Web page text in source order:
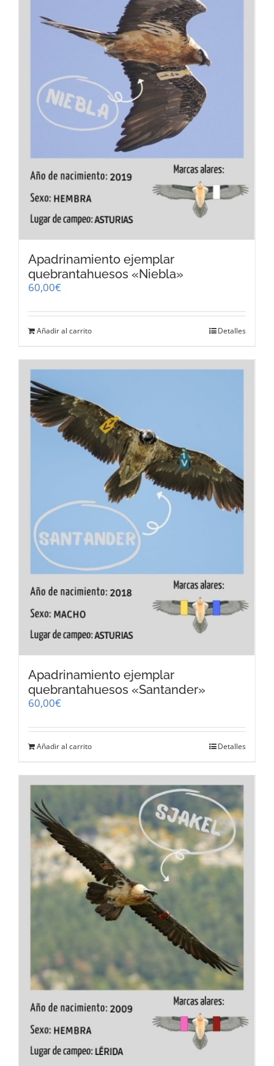
Apadrinamiento ejemplar
quebrantahuesos «Niebla»
60,00€
Añadir al carrito Detalles
Apadrinamiento ejemplar
quebrantahuesos «Santander»
60,00€
Añadir al carrito Detalles